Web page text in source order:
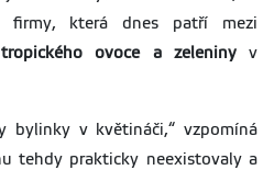
firmy, která dnes patří mezi
ovoce a zeleninyv
bylinky v květináči,“ vzpomíná
tehdy prakticky neexistovaly a